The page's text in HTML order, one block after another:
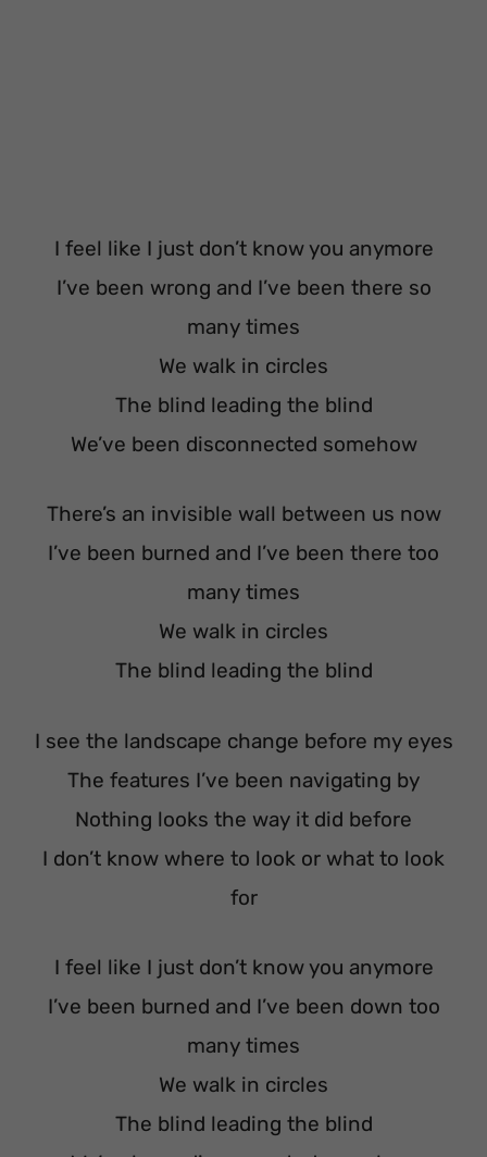
I feel like I just don’t know you anymore
I’ve been wrong and I’ve been there so
many times
We walk in circles
The blind leading the blind
We’ve been disconnected somehow
There’s an invisible wall between us now
I’ve been burned and I’ve been there too
many times
We walk in circles
The blind leading the blind
I see the landscape change before my eyes
The features I’ve been navigating by
Nothing looks the way it did before
I don’t know where to look or what to look
for
I feel like I just don’t know you anymore
I’ve been burned and I’ve been down too
many times
We walk in circles
The blind leading the blind